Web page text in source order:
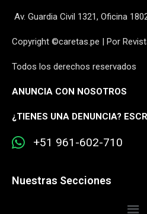
Av. Guardia Civil 1321, Oficina
Copyright ©caretas.pe | Por
Todos los derechos reservados
ANUNCIA CON NOSOTROS
¿TIENES UNA DENUNCIA?
+51 961-602-710
Nuestras Secciones